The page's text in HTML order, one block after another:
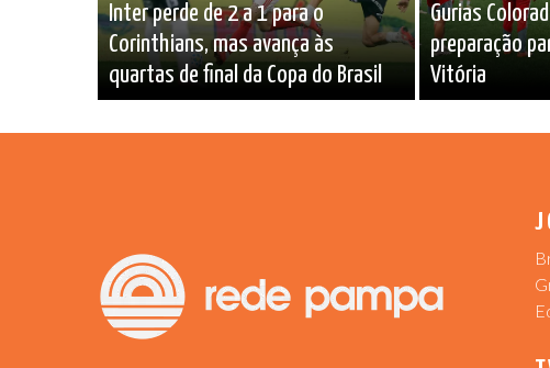
Inter perde de 2 a 1 para o
Corinthians, mas avança às
quartas de final da Copa do Brasil
Gurias
preparação
Vitória